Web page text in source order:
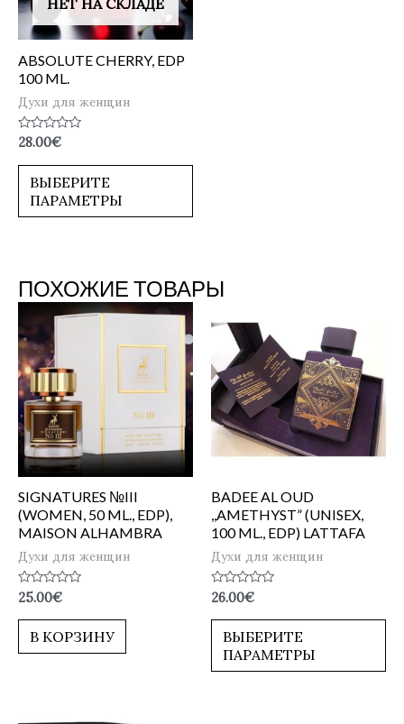
НЕТ НА СКЛАДЕ
ABSOLUTE CHERRY, EDP
100 ML.
Духи для женщин
Оценка
из
28.00€
ВЫБЕРИТЕ
ПАРАМЕТРЫ
ПОХОЖИЕ ТОВАРЫ
SIGNATURES №III
(WOMEN, 50 ML., EDP),
MAISON ALHAMBRA
Духи для женщин
Оценка
0
из
25.00€
В КОРЗИНУ
BADEE AL OUD
,,AMETHYST” (UNISEX,
100 ML., EDP) LATTAFA
Духи для женщин
Оценка
0
из
26.00€
ВЫБЕРИТЕ
ПАРАМЕТРЫ